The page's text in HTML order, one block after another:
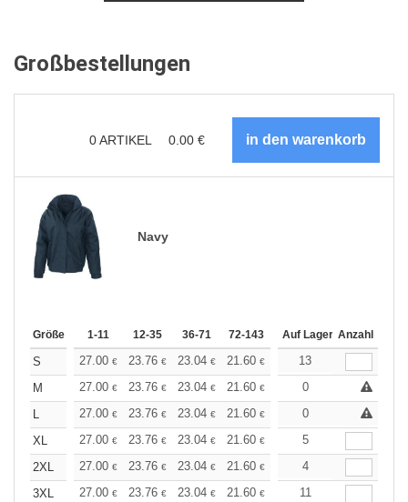
Großbestellungen
0ARTIKEL 0.00 €
Navy
Größe 1-11 12-35 36-71 72-143 144-287 288 +
Auf Lager Anzahl
S 27.00 € 23.76 € 23.04 € 21.60 € 20.52€
13
M
27.00 € 23.76 € 23.04 € 21.60 € 20.52 €
0
L
27.00 € 23.76 € 23.04 € 21.60 € 20.52 €
0
XL
27.00 € 23.76 € 23.04 € 21.60 € 20.52
5
2XL
27.00 € 23.76 € 23.04 € 21.60 € 20.52
4
3XL
27.00 € 23.76 € 23.04 € 21.60 € 20.52€
11